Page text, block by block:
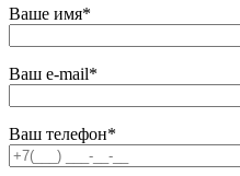
Ваше имя*
Ваш e-mail*
Ваш телефон*